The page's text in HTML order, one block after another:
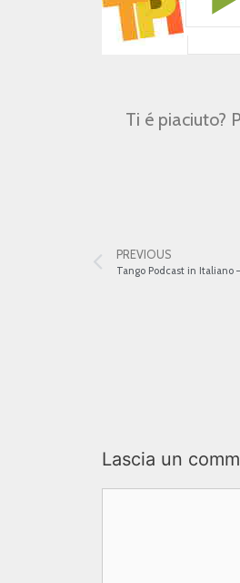
Ti é piaciuto?
PREVIOUS
Tango Podcast in
Lascia un